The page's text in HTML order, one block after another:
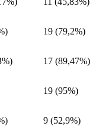
19 (79,2%)
17 (89,47%)
19 (95%)
9 (52,9%)